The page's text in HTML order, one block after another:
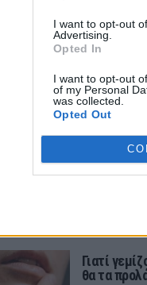
I want to opt-out
Advertising.
Opted In
I want to opt-out
of my Personal
was collected.
Opted Out
ΚΑΤΗΓΟΡΙΑ
Γιατί
θα τα